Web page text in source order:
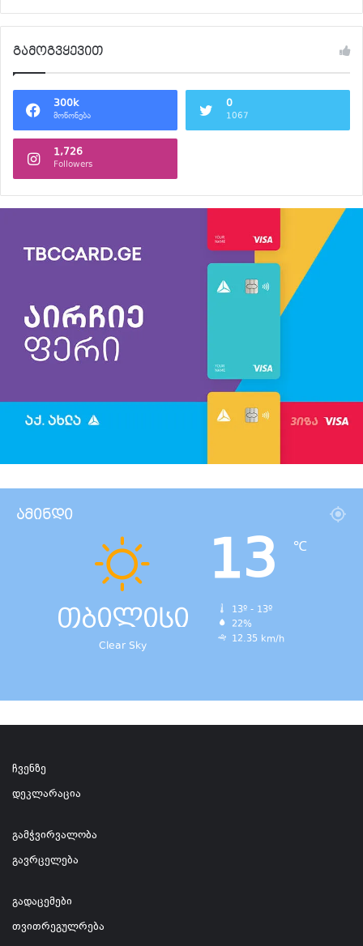
გამოგვყევით
300k
მოწონება
0
1067
1,726
Followers
ამინდი
თბილისი
Clear Sky
13 ℃
13º - 13º
22%
12.35 km/h
ჩვენზე
დეკლარაცია
გამჭვირვალობა
გავრცელება
გადაცემები
თვითრეგულრება